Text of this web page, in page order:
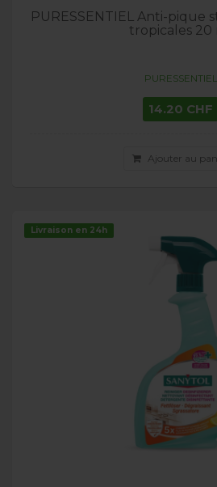
PURESSENTIEL Anti-pique
tropicales 20
PURESSENTIEL
14.20 CHF
Ajouter au
Livraison en 24h